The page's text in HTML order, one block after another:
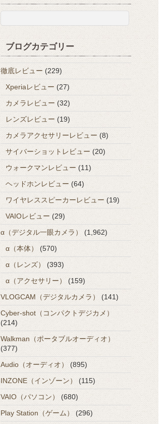
ブログカテゴリー
徹底レビュー (229)
Xperiaレビュー(27)
カメラレビュー (32)
レンズレビュー (19)
カメラアクセサリーレビュー (8)
サイバーショットレビュー (20)
ウォークマンレビュー (11)
ヘッドホンレビュー (64)
ワイヤレススピーカーレビュー (19)
VAIOレビュー (29)
α（デジタル一眼カメラ）
(1,962)
α（本体）
(570)
α（レンズ）
(393)
α（アクセサリー）
(159)
VLOGCAM（デジタルカメラ）
(141)
Cyber-shot（コンパクトデジカメ）
(214)
Walkman（ポータブルオーディオ）
(377)
Audio（オーディオ）
(895)
INZONE（インゾーン）
(115)
VAIO（パソコン）
(680)
Play Station（ゲーム）
(296)